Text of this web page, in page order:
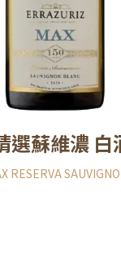
選蘇維濃 白
RESERVA